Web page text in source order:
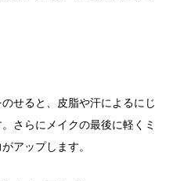
せると、皮脂や汗によるにじ
さらにメイクの最後に軽くミ
アップします。